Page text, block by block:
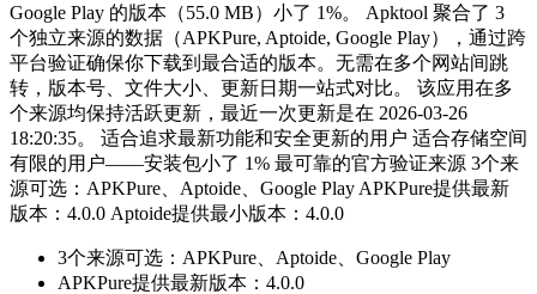
Google Play 的版本（55.0 MB）小了 1%。 Apktool 聚合了 3
个独立来源的数据（APKPure, Aptoide, Google Play），通过跨
平台验证确保你下载到最合适的版本。无需在多个网站间跳
转，版本号、文件大小、更新日期一站式对比。 该应用在多
个来源均保持活跃更新，最近一次更新是在 2026-03-26
18:20:35。 适合追求最新功能和安全更新的用户 适合存储空间
有限的用户——安装包小了 1% 最可靠的官方验证来源 3个来
源可选：APKPure、Aptoide、Google Play APKPure提供最新
版本：4.0.0 Aptoide提供最小版本：4.0.0
3个来源可选：APKPure、Aptoide、Google Play
APKPure提供最新版本：4.0.0